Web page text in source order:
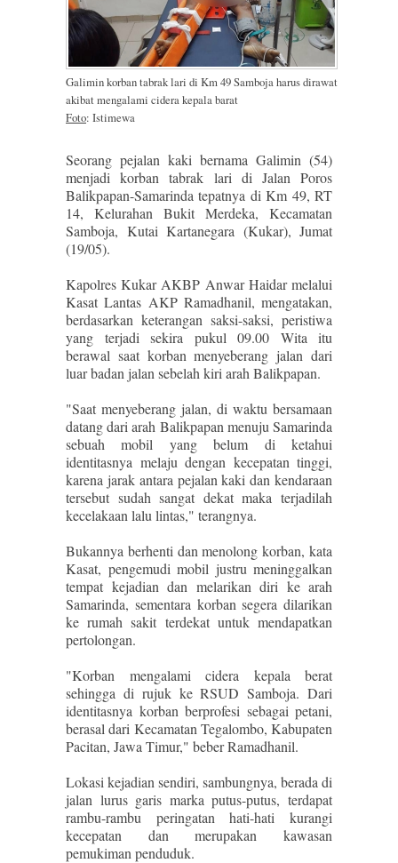
Galimin korban tabrak lari di Km 49 Samboja harus dirawat
akibat mengalami cidera kepala barat
Foto: Istimewa
Seorang pejalan kaki bernama Galimin (54)
menjadi korban tabrak lari di Jalan Poros
Balikpapan-Samarinda tepatnya di Km 49, RT
14, Kelurahan Bukit Merdeka, Kecamatan
Samboja, Kutai Kartanegara (Kukar), Jumat
(19/05).
Kapolres Kukar AKBP Anwar Haidar melalui
Kasat Lantas AKP Ramadhanil, mengatakan,
berdasarkan keterangan saksi-saksi, peristiwa
yang terjadi sekira pukul 09.00 Wita itu
berawal saat korban menyeberang jalan dari
luar badan jalan sebelah kiri arah Balikpapan.
"Saat menyeberang jalan, di waktu bersamaan
datang dari arah Balikpapan menuju Samarinda
sebuah mobil yang belum di ketahui
identitasnya melaju dengan kecepatan tinggi,
karena jarak antara pejalan kaki dan kendaraan
tersebut sudah sangat dekat maka terjadilah
kecelakaan lalu lintas," terangnya.
Bukannya berhenti dan menolong korban, kata
Kasat, pengemudi mobil justru meninggalkan
tempat kejadian dan melarikan diri ke arah
Samarinda, sementara korban segera dilarikan
ke rumah sakit terdekat untuk mendapatkan
pertolongan.
"Korban mengalami cidera kepala berat
sehingga di rujuk ke RSUD Samboja. Dari
identitasnya korban berprofesi sebagai petani,
berasal dari Kecamatan Tegalombo, Kabupaten
Pacitan, Jawa Timur," beber Ramadhanil.
Lokasi kejadian sendiri, sambungnya, berada di
jalan lurus garis marka putus-putus, terdapat
rambu-rambu peringatan hati-hati kurangi
kecepatan dan merupakan kawasan
pemukiman penduduk.